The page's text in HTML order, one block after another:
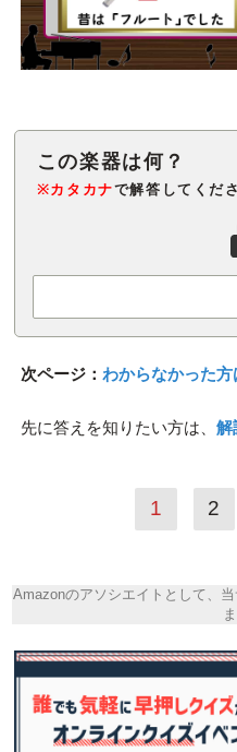
※カタカナで解答してくだ
次ページ： わからなかった方
先に答えを知りたい方は、 解
1 2
Amazonのアソシエイトとして、